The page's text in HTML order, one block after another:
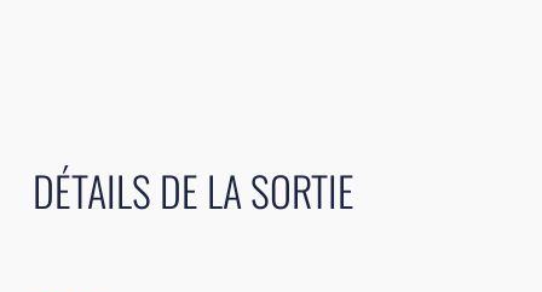
DÉTAILS DE LA SORTIE